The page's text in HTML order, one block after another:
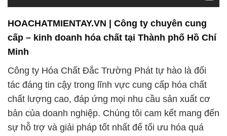
HOACHATMIENTAY.VN | Công ty chuyên cung
cấp – kinh doanh hóa chất tại Thành phố Hồ Chí
Minh
Công ty Hóa Chất Đắc Trường Phát tự hào là đối
tác đáng tin cậy trong lĩnh vực cung cấp hóa chất
chất lượng cao, đáp ứng mọi nhu cầu sản xuất cơ
bản của doanh nghiệp. Chúng tôi cam kết mang đến
sự hỗ trợ và giải pháp tốt nhất để tối ưu hóa quá